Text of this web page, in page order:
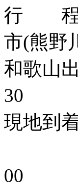
市(熊
和歌
現地到
00